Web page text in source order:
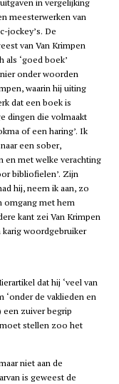
in vergelijking
meesterwerken van
jockey’s. De
van Van Krimpen
als ‘goed boek’
onder woorden
waarin hij uiting
dat een boek is
dingen die volmaakt
of een haring’. Ik
een sober,
en met welke verachting
bibliofielen’. Zijn
hij, neem ik aan, zo
omgang met hem
kant zei Van Krimpen
karig woordgebruiker
dat hij ‘veel van
‘onder de vaklieden en
zuiver begrip
stellen zoo het
niet aan de
is geweest de